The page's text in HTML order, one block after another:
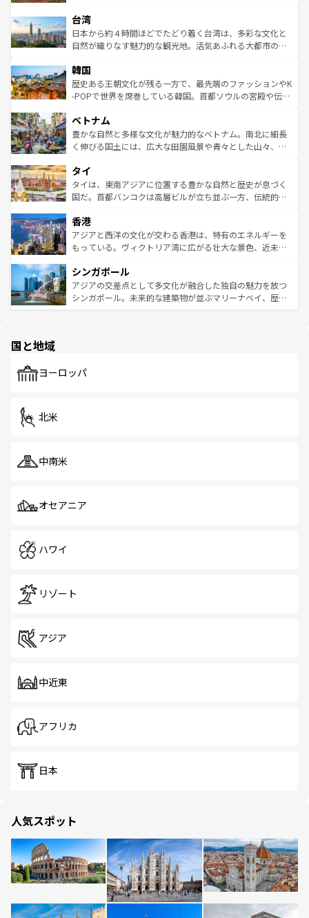
ならではの贅沢な旅のスタイルだ。 なお、新着のアメリカ
情報はコンテンツ一覧を参照してほしい。
れるおもてなしの心で訪れる人々を迎えてくれるハワイの
人々、おいしいローカルフードやハワイアンミュージッ
ク、伝統的なフラダンスなど、すべてがハワイの魅力を彩
ワイを、存分に味わってほしい。 なお、新着のハワイ情報
はコンテンツ一覧を参照してほしい。
リアリーフや大陸中央部にそびえるウルル（エアーズロッ
ク）、タスマニアの美しい原生林やケアンズの熱帯雨林な
ど、見どころがたくさん。また、カフェやワイン、オージ
いる。アクティビティも充実しており、サーフィンやダイ
ビング、ハイキングなど、アウトドア好きにはたまらな
い。オーストラリアの多彩な魅力を存分に味わいつくそ
参照してほしい。
台湾
日本から約４時間ほどでたどり着く台湾は、多彩な文化と
自然が織りなす魅力的な観光地。活気あふれる大都市の台
ン）、静ひつな山岳地帯である台湾東部など、都市の喧騒
と山間の静けさが共存しており、訪れる人に新しい発見と
驚きをもたらしてくれる。また、奥深い台湾の食文化も魅
容にもいいと評判のスイーツなど、バラエティ豊かな料理
が味わえる。 なお、新着の台湾情報は コンテンツ一覧を参
照してほしい。
韓国
歴史ある王朝文化が残る一方で、最先端のファッションやK
-POPで世界を席巻している韓国。首都ソウルの宮殿や伝統
き、地方に足を延ばせば四季折々の自然美を楽しむことが
できる。そして、キムチや焼肉、絶品のストリートフード
まで、さまざまな韓国料理が待っている。夜には、韓国な
リティに包まれながら、韓国の多彩な魅力を心ゆくまで味
わってみてほしい。 なお、新着の韓国情報はコンテンツ一
覧を参照してほしい。
ベトナム
豊かな自然と多様な文化が魅力的なベトナム。南北に細長
く伸びる国土には、広大な田園風景や青々とした山々、世
急速な発展と共に伝統が息づく。ハノイの古い町並みやホ
ーチミン市のフランス統治時代の建物も、独特の雰囲気を
醸し出している。また、バラエティの豊かさとおいしさで
とつ。フォーやバインミー、ベトナムコーヒーなどは、ぜ
ひ現地で味わいたい。どの地域を訪れてもあたたかい人々
が旅行者を迎えてくれるので、きっと忘れられない旅にな
参照してほしい。
タイ
タイは、東南アジアに位置する豊かな自然と歴史が息づく
国だ。首都バンコクは高層ビルが立ち並ぶ一方、伝統的な
の活気が交差している。北部ではチェンマイなどの山岳地
帯で自然と触れ合い、南部ではプーケットやクラビの美し
いビーチでリゾート気分を楽しむことができる。タイ料理
激する。気候は一年中温暖で、どの季節にも異なる楽しみ
が待っている。親しみやすいタイの人々、仏教を中心とし
た文化、そして多様な観光資源が、訪れる旅人を魅了し続
香港
アジアと西洋の文化が交わる香港は、特有のエネルギーを
もっている。ヴィクトリア湾に広がる壮大な景色、近未来
み、どこを訪れても感動するはず。観光スポットが密集し
ており、効率よく見どころを回れるのも魅力。息をのむよ
うな絶景から文化的な体験まで、香港を存分に楽しみ尽く
シンガポール
アジアの交差点として多文化が融合した独自の魅力を放つ
シンガポール。未来的な建築物が並ぶマリーナベイ、歴史
で、ホーカーズは地元の風情を楽しめる外せないスポット
国と地域
ヨーロッパ
北米
中南米
オセアニア
ハワイ
リゾート
アジア
中近東
アフリカ
日本
人気スポット